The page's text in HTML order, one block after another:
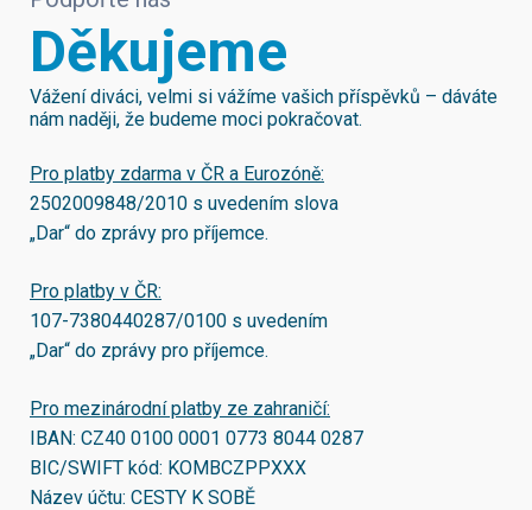
Děkujeme
Vážení diváci, velmi si vážíme vašich příspěvků – dáváte
nám naději, že budeme moci pokračovat.
Pro platby zdarma v ČR a Eurozóně:
2502009848/2010 s uvedením slova
„Dar“ do zprávy pro příjemce.
Pro platby v ČR:
107-7380440287/0100 s uvedením
„Dar“ do zprávy pro příjemce.
Pro mezinárodní platby ze zahraničí:
IBAN: CZ40 0100 0001 0773 8044 0287
BIC/SWIFT kód: KOMBCZPPXXX
Název účtu: CESTY K SOBĚ